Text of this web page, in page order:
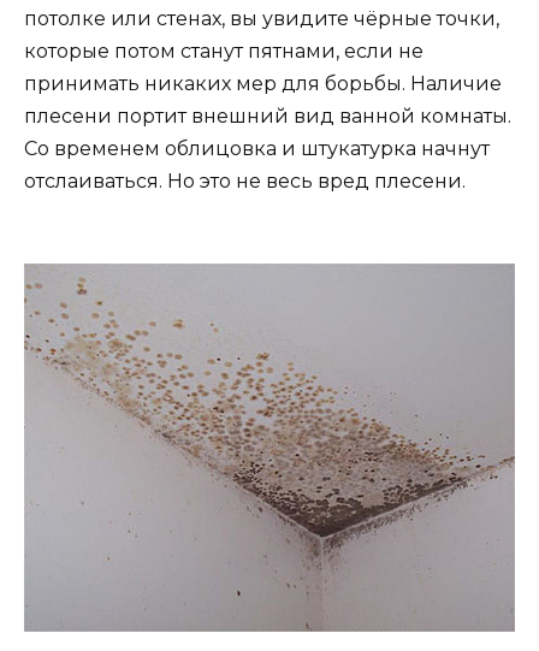
потолке или стенах, вы увидите чёрные точки,
которые потом станут пятнами, если не
принимать никаких мер для борьбы. Наличие
плесени портит внешний вид ванной комнаты.
Со временем облицовка и штукатурка начнут
отслаиваться. Но это не весь вред плесени.